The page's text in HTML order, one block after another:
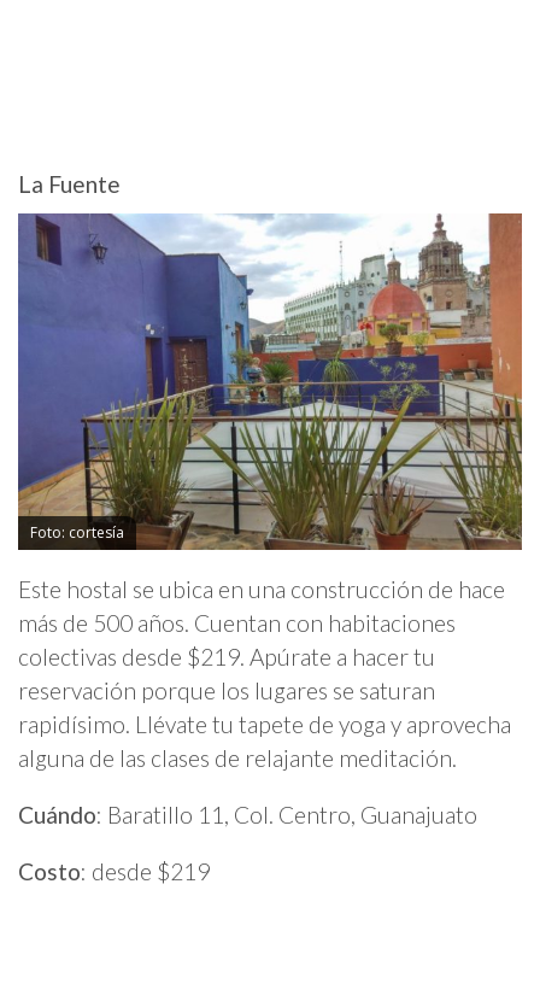
La Fuente
Foto: cortesía
Este hostal se ubica en una construcción de hace
más de 500 años. Cuentan con habitaciones
colectivas desde $219. Apúrate a hacer tu
reservación porque los lugares se saturan
rapidísimo. Llévate tu tapete de yoga y aprovecha
alguna de las clases de relajante meditación.
Cuándo: Baratillo 11, Col. Centro, Guanajuato
Costo: desde $219